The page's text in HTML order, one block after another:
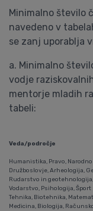
Minimalno število
navedeno v
se zanj uporablja
a. Minimalno
vodje
mentorje mladih
tabeli:
Veda/področje
Humanistika, Pravo,
Družboslovje, Arheologija,
Rudarstvo in
Vodarstvo, Psihologija, Šport
Tehnika, Biotehnika,
Medicina, Biologija,